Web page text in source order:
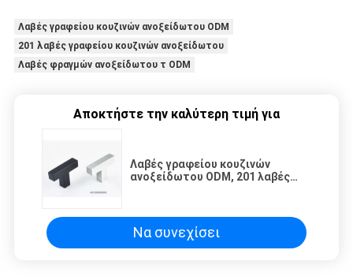
Λαβές γραφείου κουζινών ανοξείδωτου ODM
201 λαβές γραφείου κουζινών ανοξείδωτου
Λαβές φραγμών ανοξείδωτου τ ODM
Αποκτήστε την καλύτερη τιμή για
Λαβές γραφείου κουζινών
ανοξείδωτου ODM, 201 λαβές
Να συνεχίσει